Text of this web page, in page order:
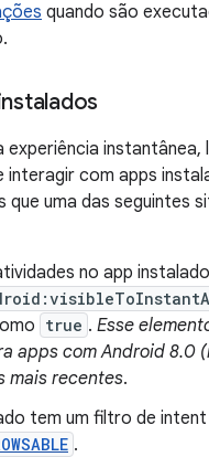
quando são
experiência instantânea,
interagir com apps
que uma das seguintes
no app
true . Esse
apps com Android 8.0
mais recentes.
tem um filtro de intent
.